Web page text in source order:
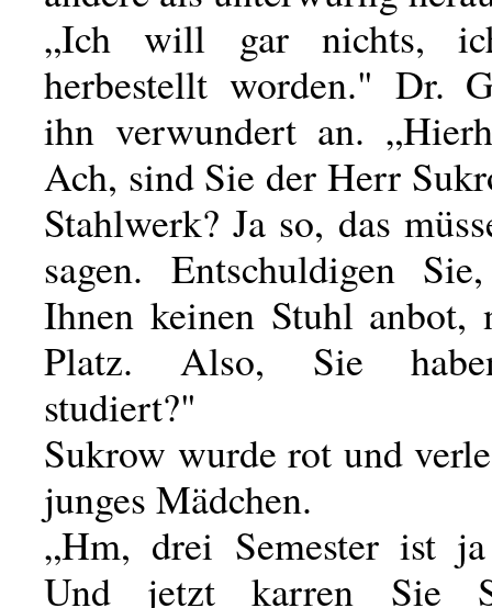
„Ich will gar nichts,
herbestellt worden." Dr.
ihn verwundert an.
Ach, sind Sie der Herr
Stahlwerk? Ja so, das
sagen. Entschuldigen
Ihnen keinen Stuhl anbot,
Platz. Also, Sie
studiert?"
Sukrow wurde rot und
junges Mädchen.
„Hm, drei Semester ist
Und jetzt karren Sie